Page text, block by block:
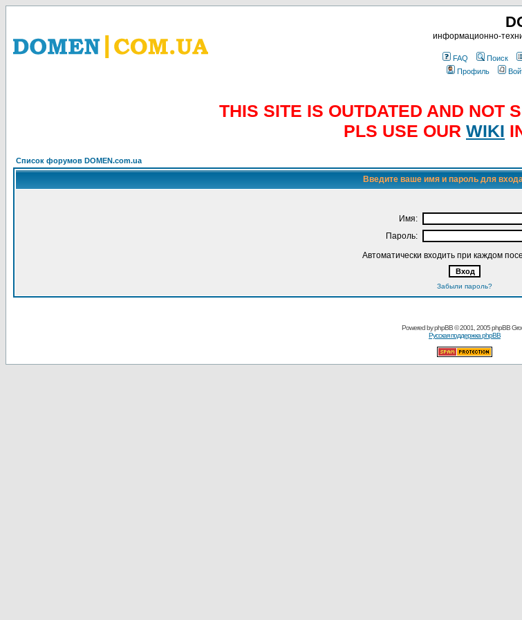
информационно-
FAQ Поиск
Профиль
THIS SITE IS OUTDATED AND NOT
PLS USE OUR WIKI
Список форумов DOMEN.com.ua
Введите ваше имя и пароль для
Имя:
Пароль:
Автоматически входить при каждом
Забыли пароль?
Powered byphpBB© 2001, 2005 phpBB
Русская поддержка phpBB